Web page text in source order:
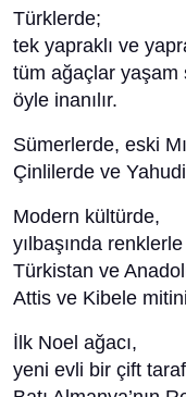
Türklerde;
tek yapraklı ve
tüm ağaçlar yaşam
öyle inanılır.
Sümerlerde, eski
Çinlilerde ve
Modern kültürde,
yılbaşında
Türkistan ve
Attis ve Kibele
İlk Noel ağacı,
yeni evli bir çift